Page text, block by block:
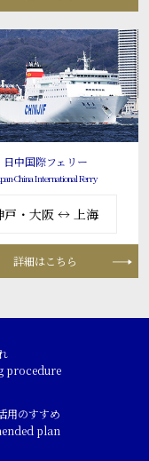
日中国際フェリー
China International Ferry
戸・大阪 ↔ 上海
詳細はこちら
procedure
用のすすめ
plan